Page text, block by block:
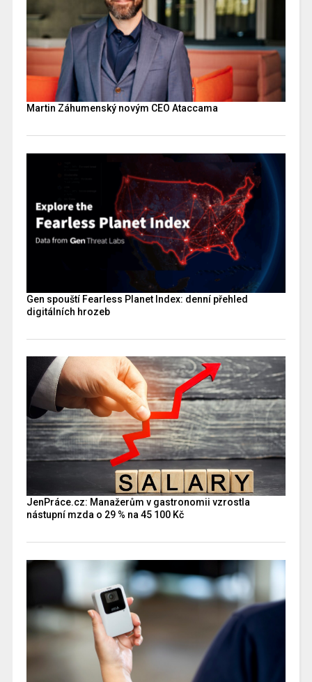
Martin Záhumenský novým CEO Ataccama
Gen spouští Fearless Planet Index: denní přehled
digitálních hrozeb
JenPráce.cz: Manažerům v gastronomii vzrostla
nástupní mzda o 29 % na 45 100 Kč